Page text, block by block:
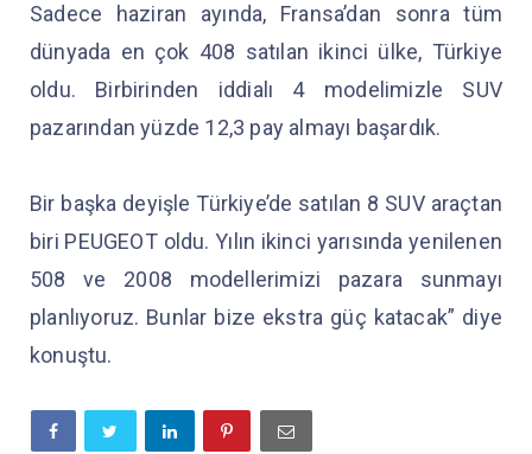
Sadece haziran ayında, Fransa’dan sonra tüm
dünyada en çok 408 satılan ikinci ülke, Türkiye
oldu. Birbirinden iddialı 4 modelimizle SUV
pazarından yüzde 12,3 pay almayı başardık.
Bir başka deyişle Türkiye’de satılan 8 SUV araçtan
biri PEUGEOT oldu. Yılın ikinci yarısında yenilenen
508 ve 2008 modellerimizi pazara sunmayı
planlıyoruz. Bunlar bize ekstra güç katacak” diye
konuştu.